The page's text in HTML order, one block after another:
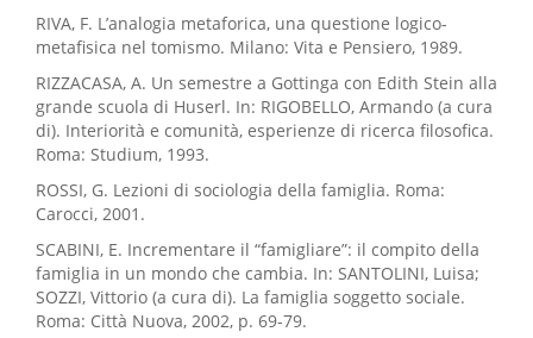
RIVA, F. L’analogia metaforica, una questione logico-
metafisica nel tomismo. Milano: Vita e Pensiero, 1989.
RIZZACASA, A. Un semestre a Gottinga con Edith Stein alla
grande scuola di Huserl. In: RIGOBELLO, Armando (a cura
di). Interiorità e comunità, esperienze di ricerca filosofica.
Roma: Studium, 1993.
ROSSI, G. Lezioni di sociologia della famiglia. Roma:
Carocci, 2001.
SCABINI, E. Incrementare il “famigliare”: il compito della
famiglia in un mondo che cambia. In: SANTOLINI, Luisa;
SOZZI, Vittorio (a cura di). La famiglia soggetto sociale.
Roma: Città Nuova, 2002, p. 69-79.